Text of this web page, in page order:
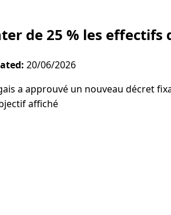
de 25 % les effectifs
20/06/2026
a approuvé un nouveau décret
affiché